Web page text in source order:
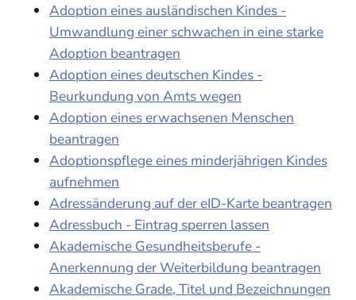
Adoption eines ausländischen Kindes -
Umwandlung einer schwachen in eine starke
Adoption beantragen
Adoption eines deutschen Kindes -
Beurkundung von Amts wegen
Adoption eines erwachsenen Menschen
beantragen
Adoptionspflege eines minderjährigen Kindes
aufnehmen
Adressänderung auf der eID-Karte beantragen
Adressbuch - Eintrag sperren lassen
Akademische Gesundheitsberufe -
Anerkennung der Weiterbildung beantragen
Akademische Grade, Titel und Bezeichnungen